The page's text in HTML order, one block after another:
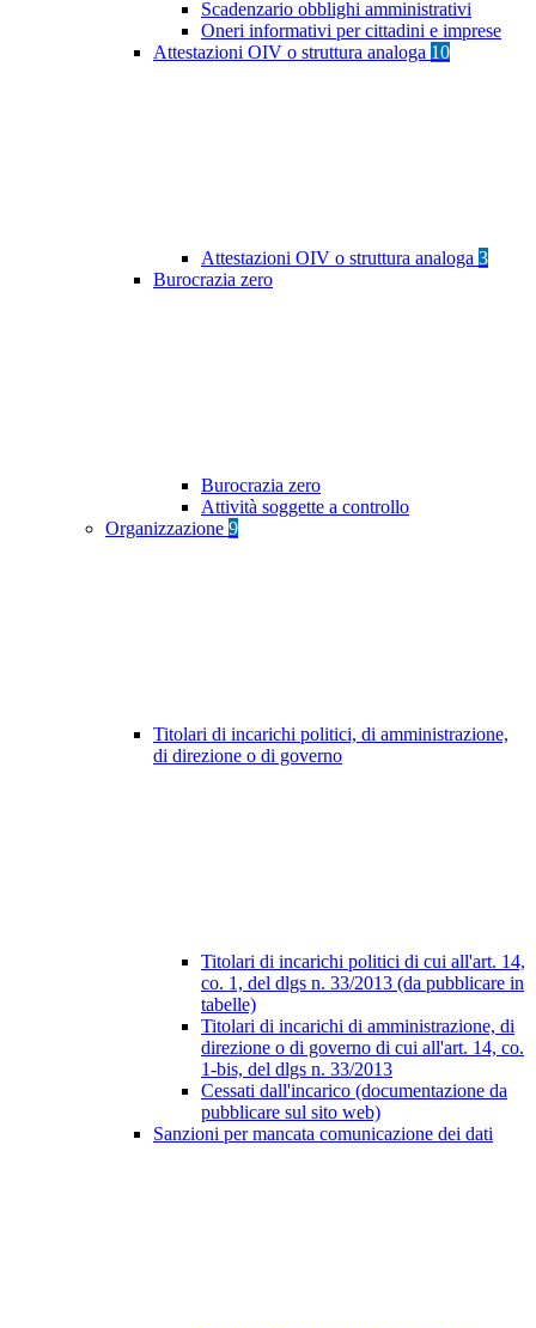
Scadenzario obblighi amministrativi
Oneri informativi per cittadini e imprese
Attestazioni OIV o struttura analoga 10
Attestazioni OIV o struttura analoga 3
Burocrazia zero
Burocrazia zero
Attività soggette a controllo
Organizzazione 9
Titolari di incarichi politici, di amministrazione,
di direzione o di governo
Titolari di incarichi politici di cui all'art. 14,
co. 1, del dlgs n. 33/2013 (da pubblicare in
tabelle)
Titolari di incarichi di amministrazione, di
direzione o di governo di cui all'art. 14, co.
1-bis, del dlgs n. 33/2013
Cessati dall'incarico (documentazione da
pubblicare sul sito web)
Sanzioni per mancata comunicazione dei dati